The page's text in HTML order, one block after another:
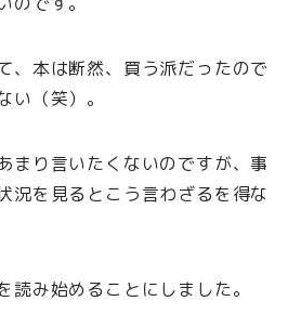
、本は断然、買う派だったので
い（笑）。
まり言いたくないのですが、事
況を見るとこう言わざるを得な
読み始めることにしました。